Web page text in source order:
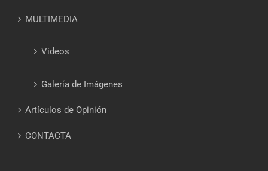
MULTIMEDIA
Videos
Galería de Imágenes
Artículos de Opinión
CONTACTA